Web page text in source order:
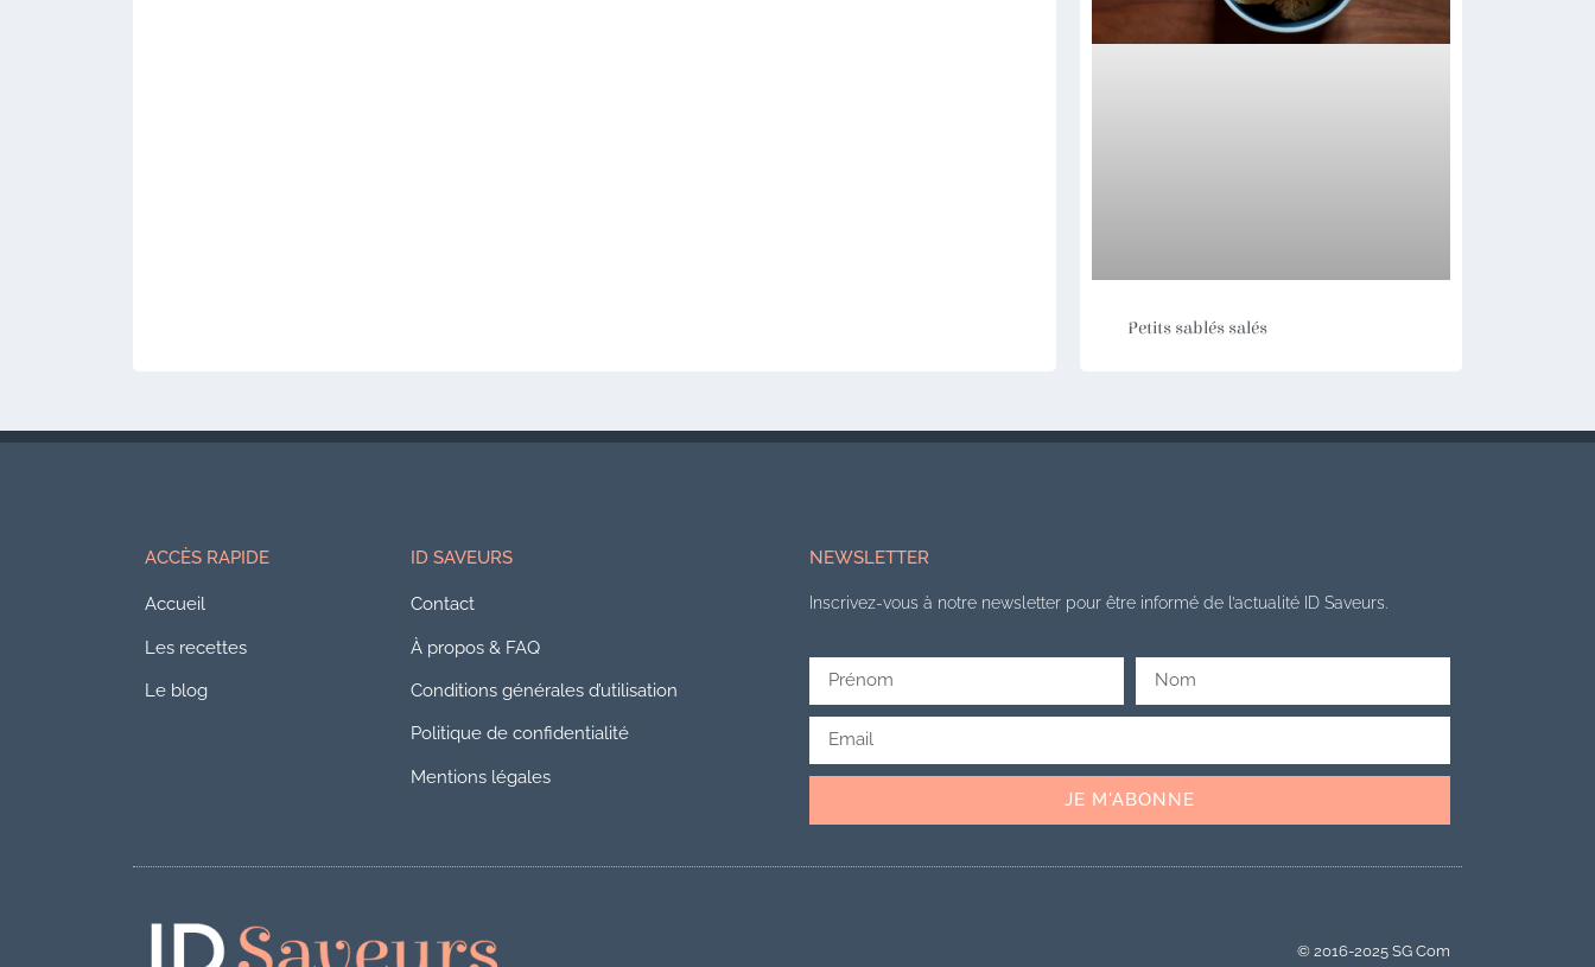
Petits sablés salés
ACCÈS RAPIDE
Accueil
Les recettes
Le blog
ID SAVEURS
Contact
À propos & FAQ
Conditions générales d’utilisation
Politique de confidentialité
Mentions légales
NEWSLETTER
Inscrivez-vous à notre newsletter pour être informé de l’actualité ID Saveurs.
JE M'ABONNE
© 2016-2025 SG Com